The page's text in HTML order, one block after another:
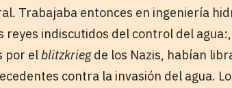
Trabajaba entonces en ingeniería
reyes indiscutidos del control del
por elblitzkriegde los Nazis, habían
contra la invasión del agua.